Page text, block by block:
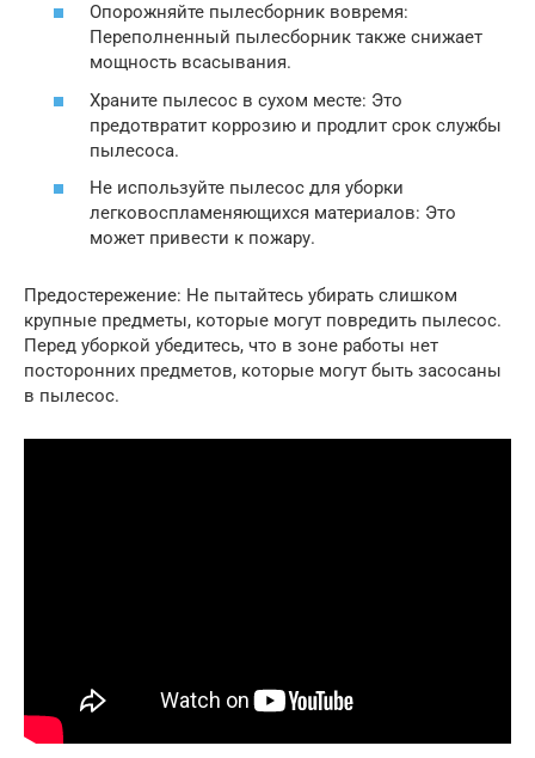
Опорожняйте пылесборник вовремя:
Переполненный пылесборник также снижает
мощность всасывания.
Храните пылесос в сухом месте: Это
предотвратит коррозию и продлит срок службы
пылесоса.
Не используйте пылесос для уборки
легковоспламеняющихся материалов: Это
может привести к пожару.
Предостережение: Не пытайтесь убирать слишком
крупные предметы, которые могут повредить пылесос.
Перед уборкой убедитесь, что в зоне работы нет
посторонних предметов, которые могут быть засосаны
в пылесос.